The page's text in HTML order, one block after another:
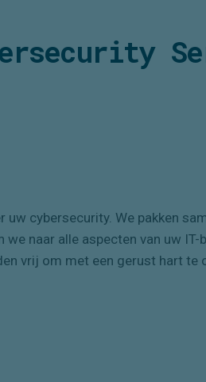
cybersecurity. We pakken
naar alle aspecten van uw
vrij om met een gerust hart te